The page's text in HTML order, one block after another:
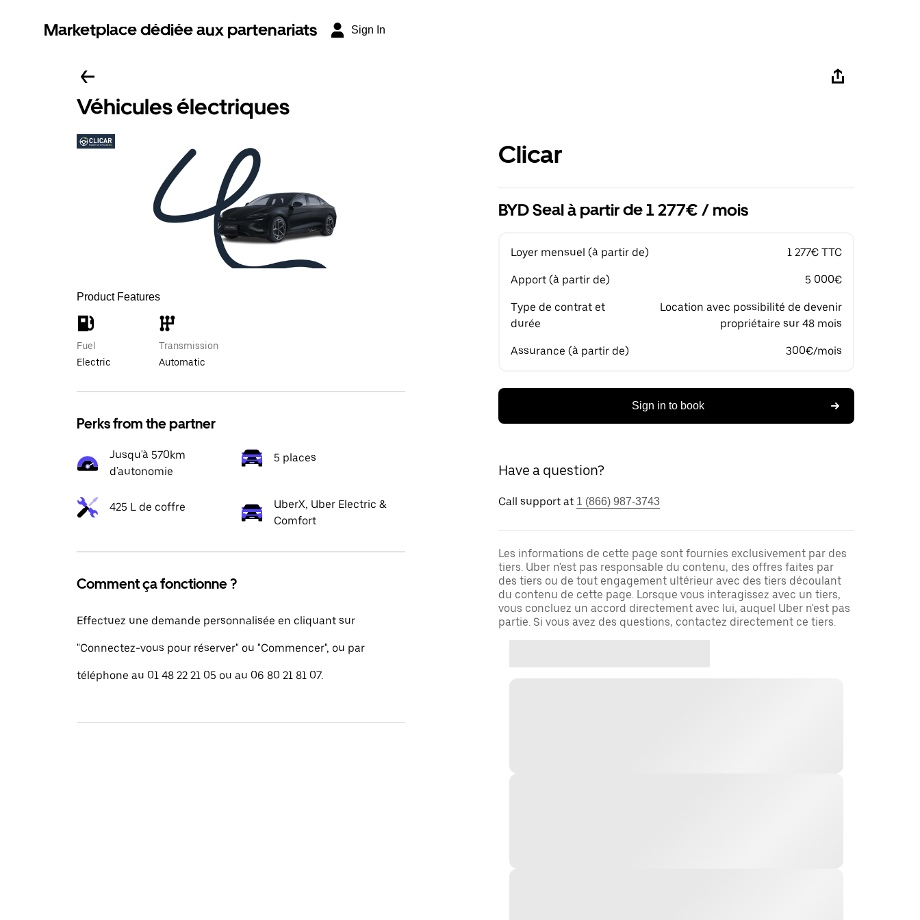
Marketplace dédiée aux partenariats Sign In
Véhicules électriques
Product Features
Fuel
Electric
Transmission
Automatic
Perks from the partner
Jusqu'à 570km
d'autonomie
5 places
425 L de coffre
UberX, Uber Electric &
Comfort
Comment ça fonctionne ?
Effectuez une demande personnalisée en cliquant sur
"Connectez-vous pour réserver" ou "Commencer", ou par
téléphone au 01 48 22 21 05 ou au 06 80 21 81 07.
Clicar
BYD Seal à partir de 1 277€ / mois
Loyer mensuel (à partir de) 1 277€ TTC
Apport (à partir de) 5 000€
Type de contrat et
durée
Location avec possibilité de devenir
propriétaire sur 48 mois
Assurance (à partir de) 300€/mois
Sign in to book
Have a question?
Call support at 1 (866) 987-3743
Les informations de cette page sont fournies exclusivement par des
tiers. Uber n'est pas responsable du contenu, des offres faites par
des tiers ou de tout engagement ultérieur avec des tiers découlant
du contenu de cette page. Lorsque vous interagissez avec un tiers,
vous concluez un accord directement avec lui, auquel Uber n'est pas
partie. Si vous avez des questions, contactez directement ce tiers.